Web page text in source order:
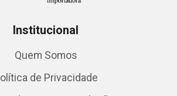
Institucional
Quem Somos
de Privacidade